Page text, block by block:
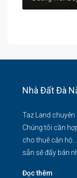
Nhà Đất Đà
Taz Land
Chúng tôi cần
cho thuê căn
sẵn sẽ đẩy bán
Đọc thêm